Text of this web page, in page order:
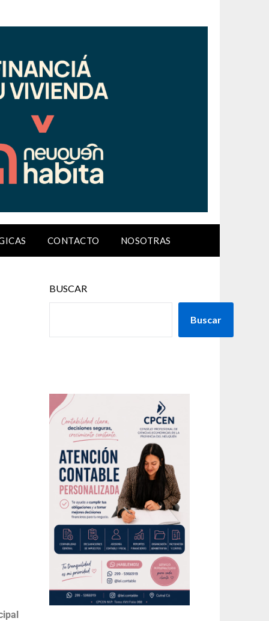
CONTACTO NOSOTRAS
BUSCAR
Buscar